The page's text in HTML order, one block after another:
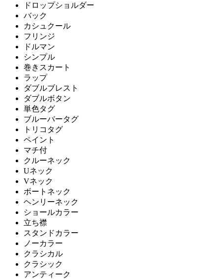
ドロップショルダー
バック
カシュクール
フリンジ
ドルマン
シンプル
巻きスカート
ラップ
ダブルブレスト
ダブルボタン
単色タグ
ブルーバータグ
トリコタグ
ペイント
マチ付
クルーネック
Uネック
Vネック
ボートネック
ヘンリーネック
ショールカラー
立ち襟
スタンドカラー
ノーカラー
クラシカル
クラシック
アンティーク